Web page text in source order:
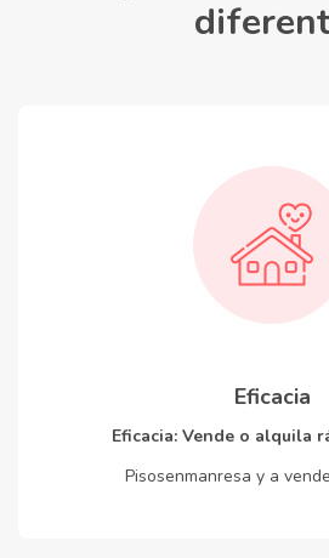
Eficacia
Eficacia: Vende o alquila
Pisosenmanresa y a